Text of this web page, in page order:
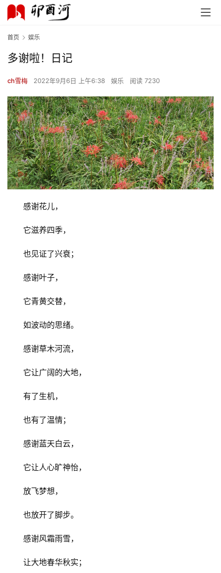
首页 娱乐
多谢啦！日记
ch雪梅 2022年9月6日 上午6:38 娱乐 阅读 7230
感谢花儿，
它滋养四季，
也见证了兴衰；
感谢叶子，
它青黄交替，
如波动的思绪。
感谢草木河流，
它让广阔的大地，
有了生机，
也有了温情；
感谢蓝天白云，
它让人心旷神怡，
放飞梦想，
也放开了脚步。
感谢风霜雨雪，
让大地春华秋实；